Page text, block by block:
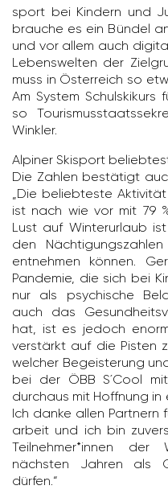
sport bei Kindern und
brauche es ein Bündel
und vor allem auch
Lebens­welten der
muss in Öster­reich so
Am System
so
Winkler.
Alpiner Skisport
Die Zahlen bestä­tigt
„Die belieb­teste
ist nach wie vor mit 79
Lust auf Winter­ur­laub
den
entnehmen können.
Pandemie, die sich bei
nur als psychi­sche
auch das
hat, ist es jedoch
verstärkt auf die Pisten
welcher Begeis­te­rung
bei der ÖBB S´Cool
durchaus mit Hoff­nung
Ich danke allen
ar­beit und ich bin
Teil­nehmer*innen der
nächsten Jahren als
dürfen.“